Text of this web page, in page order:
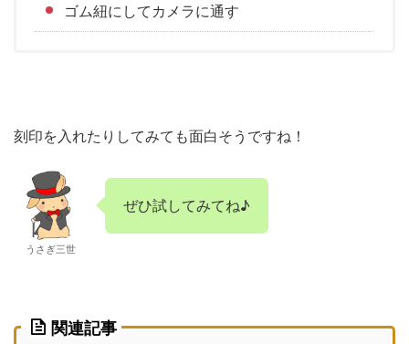
ゴム紐にしてカメラに通す
刻印を入れたりしてみても面白そうですね！
うさぎ三世
ぜひ試してみてね♪
関連記事